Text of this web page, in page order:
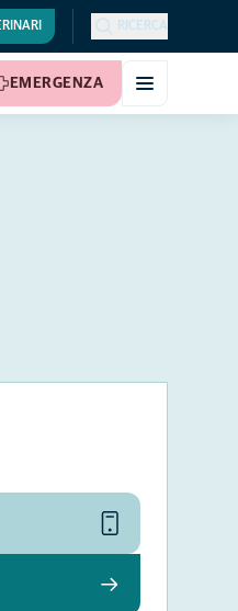
RICERCA
EMERGENZA